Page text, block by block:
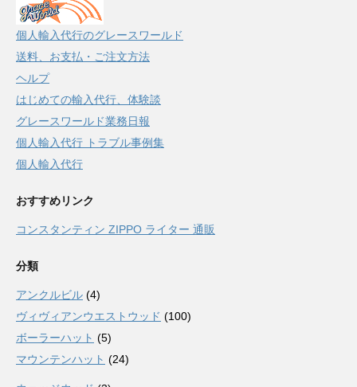
個人輸入代行のグレースワールド
送料、お支払・ご注文方法
ヘルプ
はじめての輸入代行、体験談
グレースワールド業務日報
個人輸入代行 トラブル事例集
個人輸入代行
おすすめリンク
コンスタンティン ZIPPO ライター 通販
分類
アンクルビル (4)
ヴィヴィアンウエストウッド (100)
ボーラーハット (5)
マウンテンハット (24)